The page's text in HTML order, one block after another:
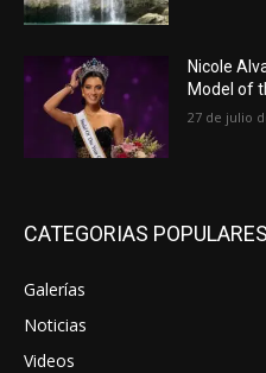
Nicole
Model of
27 de julio
CATEGORIAS POPULARES
Galerías
Noticias
Videos